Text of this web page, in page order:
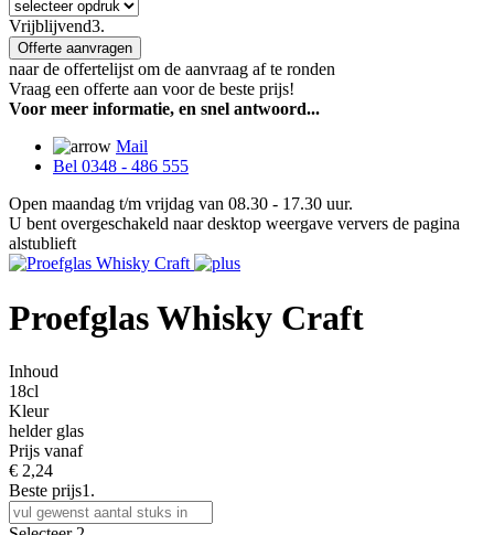
Vrijblijvend3.
Offerte aanvragen
naar de offertelijst om de aanvraag af te ronden
Vraag een offerte aan voor de beste prijs!
Voor meer informatie, en snel antwoord...
Mail
Bel 0348 - 486 555
Open maandag t/m vrijdag van 08.30 - 17.30 uur.
U bent overgeschakeld naar desktop weergave ververs de pagina
alstublieft
Proefglas Whisky Craft
Inhoud
18cl
Kleur
helder glas
Prijs vanaf
€ 2,24
Beste prijs1.